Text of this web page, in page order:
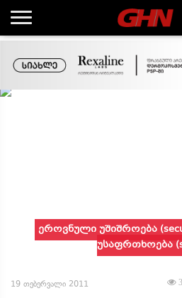
ეროვნული უშიშროება
უსაფრთხოება
19 თებერვალი 2011